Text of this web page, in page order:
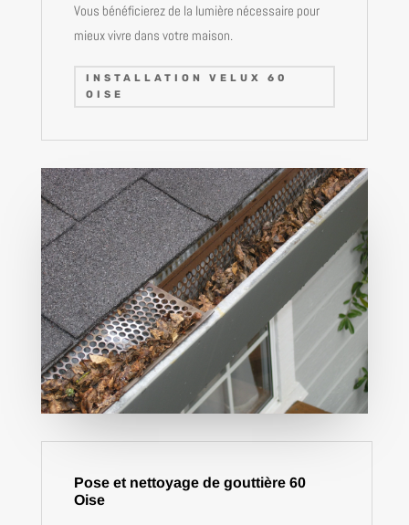
Vous bénéficierez de la lumière nécessaire pour
mieux vivre dans votre maison.
INSTALLATION VELUX 60
OISE
Pose et nettoyage de gouttière 60
Oise